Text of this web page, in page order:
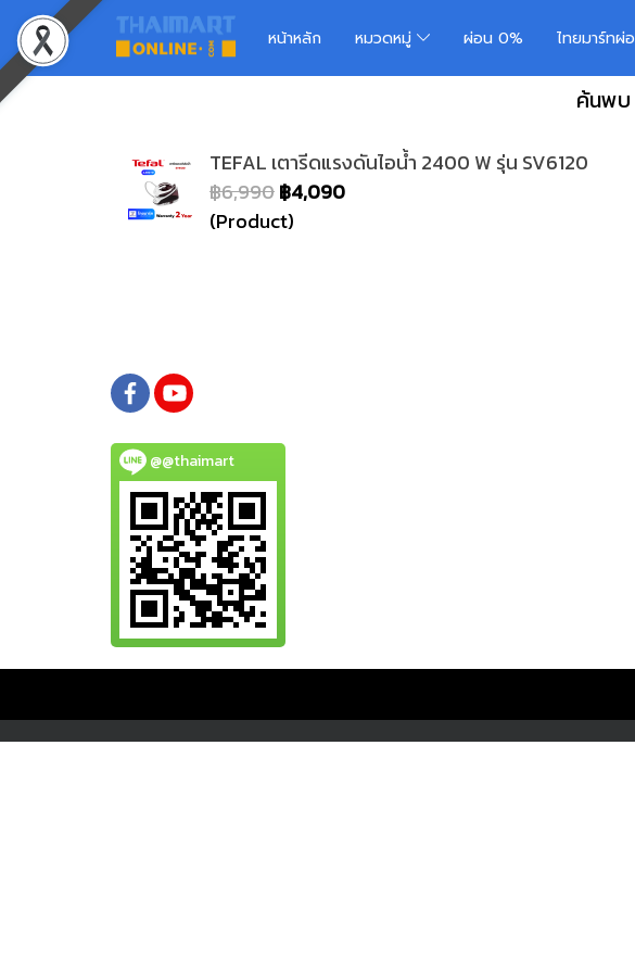
หน้าหลัก หมวดหมู่ ผ่อน 0% ไทยมาร์ทผ่
ค้นพบ
TEFAL เตารีดแรงดันไอน้ำ 2400 W รุ่น SV6120
฿6,990฿4,090
(Product)
@@thaimart